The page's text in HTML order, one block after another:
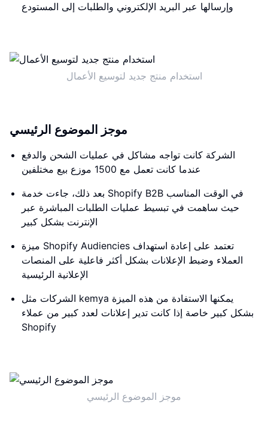
وإرسالها عبر البريد الإلكتروني والطلبات إلى المستودع
استخدام منتج جديد لتوسيع الأعمال
موجز الموضوع الرئيسي
الشركة كانت تواجه مشاكل في عمليات الشحن والدفع
عندما كانت تعمل مع 1500 موزع بيع مختلفين
بعد ذلك، جاءت خدمة Shopify B2B في الوقت المناسب
حيث ساهمت في تبسيط عمليات الطلبات المباشرة عبر
الإنترنت بشكل كبير
ميزة Shopify Audiencies تعتمد على إعادة استهداف
العملاء وضبط الإعلانات بشكل أكثر فاعلية على المنصات
الإعلانية الرئيسية
الشركات مثل kemya يمكنها الاستفادة من هذه الميزة
بشكل كبير خاصة إذا كانت تدير إعلانات لعدد كبير من عملاء
Shopify
موجز الموضوع الرئيسي